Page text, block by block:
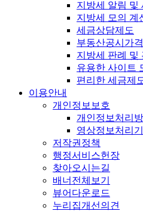
지방세 알림 및
지방세 모의 계
세금상담제도
부동산공시가
지방세 판례 및
유용한 사이트
편리한 세금제
이용안내
개인정보보호
개인정보처리
영상정보처리
저작권정책
행정서비스헌장
찾아오시는길
배너전체보기
뷰어다운로드
누리집개선의견